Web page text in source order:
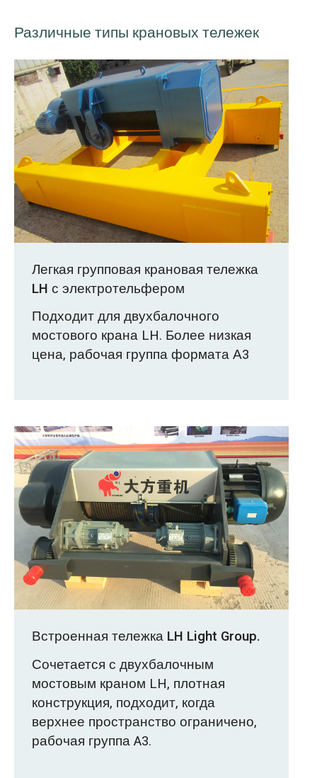
Различные типы крановых тележек
Легкая групповая крановая тележка
LH с электротельфером
Подходит для двухбалочного
мостового крана LH. Более низкая
цена, рабочая группа формата А3
Встроенная тележка LH Light Group.
Сочетается с двухбалочным
мостовым краном LH, плотная
конструкция, подходит, когда
верхнее пространство ограничено,
рабочая группа A3.